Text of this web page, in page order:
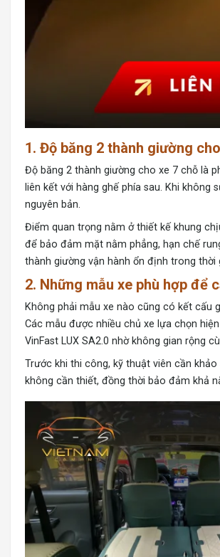
1. Độ băng 2 thành giường
Độ băng 2 thành giường cho xe 7 chỗ là
liên kết với hàng ghế phía sau. Khi
nguyên bản.
Điểm quan trọng nằm ở thiết kế khung
để bảo đảm mặt nằm phẳng, hạn chế
thành giường vận hành ổn định trong thời
2. Những mẫu xe phù hợp để
Không phải mẫu xe nào cũng có kết cấu
Các mẫu được nhiều chủ xe lựa chọn
VinFast LUX SA2.0 nhờ không gian rộng
Trước khi thi công, kỹ thuật viên cần
không cần thiết, đồng thời bảo đảm khả